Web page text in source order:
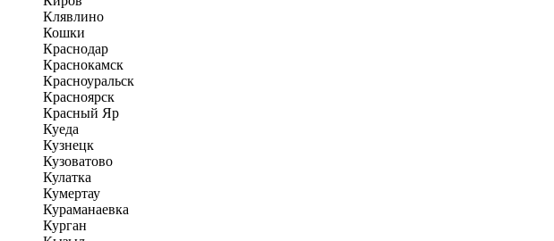
Клявлино
Кошки
Краснодар
Краснокамск
Красноуральск
Красноярск
Красный Яр
Куеда
Кузнецк
Кузоватово
Кулатка
Кумертау
Кураманаевка
Курган